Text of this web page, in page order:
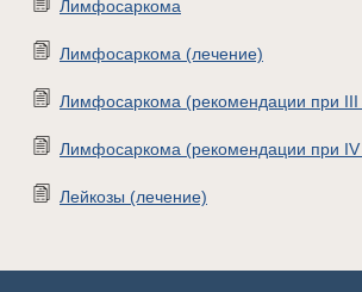
Лимфосаркома
Лимфосаркома (лечение)
Лимфосаркома (рекомендации при III
Лимфосаркома (рекомендации при IV
Лейкозы (лечение)